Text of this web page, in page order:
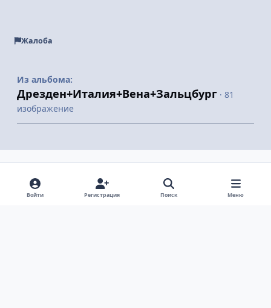
Жалоба
Из альбома:
Дрезден+Италия+Вена+Зальцбург · 81
изображение
Войти Регистрация Поиск Меню